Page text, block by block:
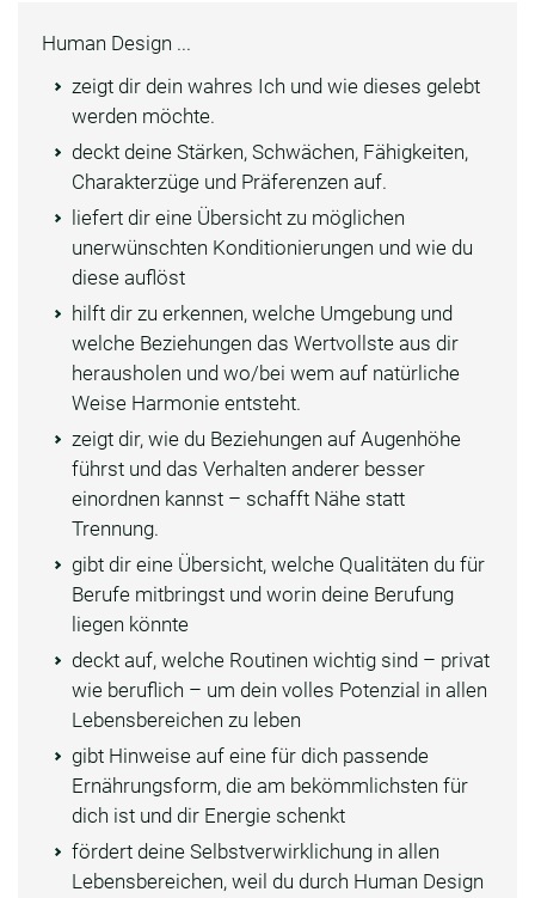
Human Design ...
zeigt dir dein wahres Ich und wie dieses gelebt
werden möchte.
deckt deine Stärken, Schwächen, Fähigkeiten,
Charakterzüge und Präferenzen auf.
liefert dir eine Übersicht zu möglichen
unerwünschten Konditionierungen und wie du
diese auflöst
hilft dir zu erkennen, welche Umgebung und
welche Beziehungen das Wertvollste aus dir
herausholen und wo/bei wem auf natürliche
Weise Harmonie entsteht.
zeigt dir, wie du Beziehungen auf Augenhöhe
führst und das Verhalten anderer besser
einordnen kannst – schafft Nähe statt
Trennung.
gibt dir eine Übersicht, welche Qualitäten du für
Berufe mitbringst und worin deine Berufung
liegen könnte
deckt auf, welche Routinen wichtig sind – privat
wie beruflich – um dein volles Potenzial in allen
Lebensbereichen zu leben
gibt Hinweise auf eine für dich passende
Ernährungsform, die am bekömmlichsten für
dich ist und dir Energie schenkt
fördert deine Selbstverwirklichung in allen
Lebensbereichen, weil du durch Human Design